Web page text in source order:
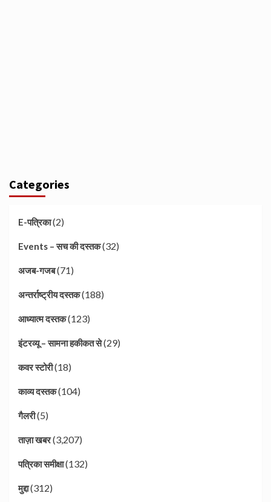
Categories
E-पत्रिका(2)
Events – सच की दस्तक(32)
अजब-गजब(71)
अन्तर्राष्ट्रीय दस्तक(188)
आध्यात्म दस्तक(123)
इंटरव्यू – सामना हकीकत से(29)
कवर स्टोरी(18)
काव्य दस्तक(104)
गैलरी(5)
ताज़ा खबर(3,207)
पत्रिका समीक्षा(132)
मुद्दा(312)